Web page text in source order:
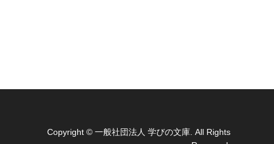
Copyright © 一般社団法人 学びの文庫. All Rights